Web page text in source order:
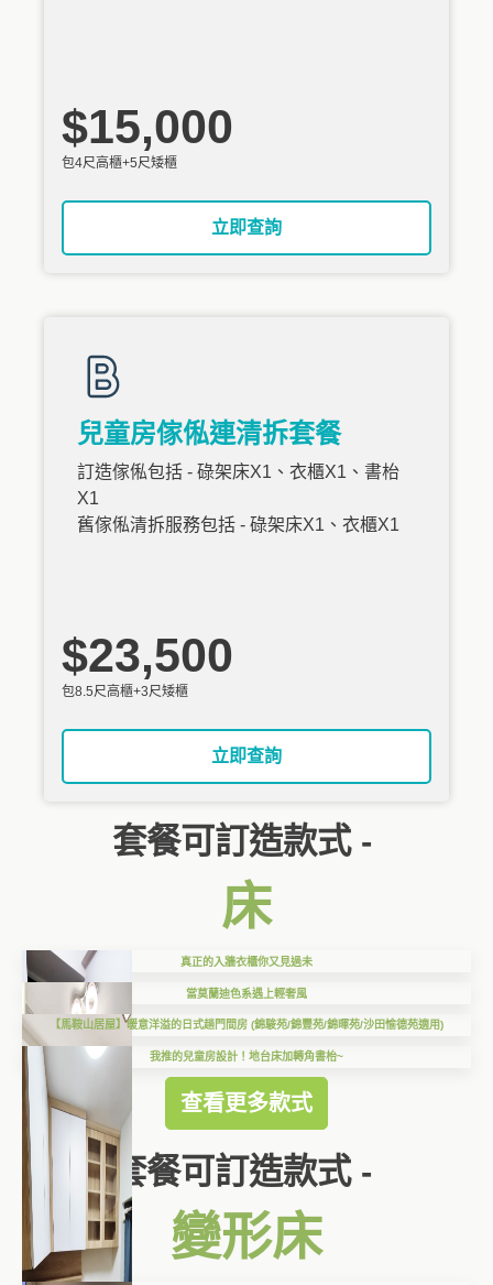
$15,000
包4尺高櫃+5尺矮櫃
立即查詢
兒童房傢俬連清拆套餐
訂造傢俬包括 - 碌架床X1、衣櫃X1、書枱
X1
舊傢俬清拆服務包括 - 碌架床X1、衣櫃X1
$23,500
包8.5尺高櫃+3尺矮櫃
立即查詢
套餐可訂造款式 -
床
真正的入牆衣櫃你又見過未
當莫蘭迪色系遇上輕奢風
【馬鞍山居屋】暖意洋溢的日式趟門間房 (錦駿苑/錦豐苑/錦暉苑/沙田愉德苑適用)
我推的兒童房設計！地台床加轉角書枱~
查看更多款式
套餐可訂造款式 -
變形床